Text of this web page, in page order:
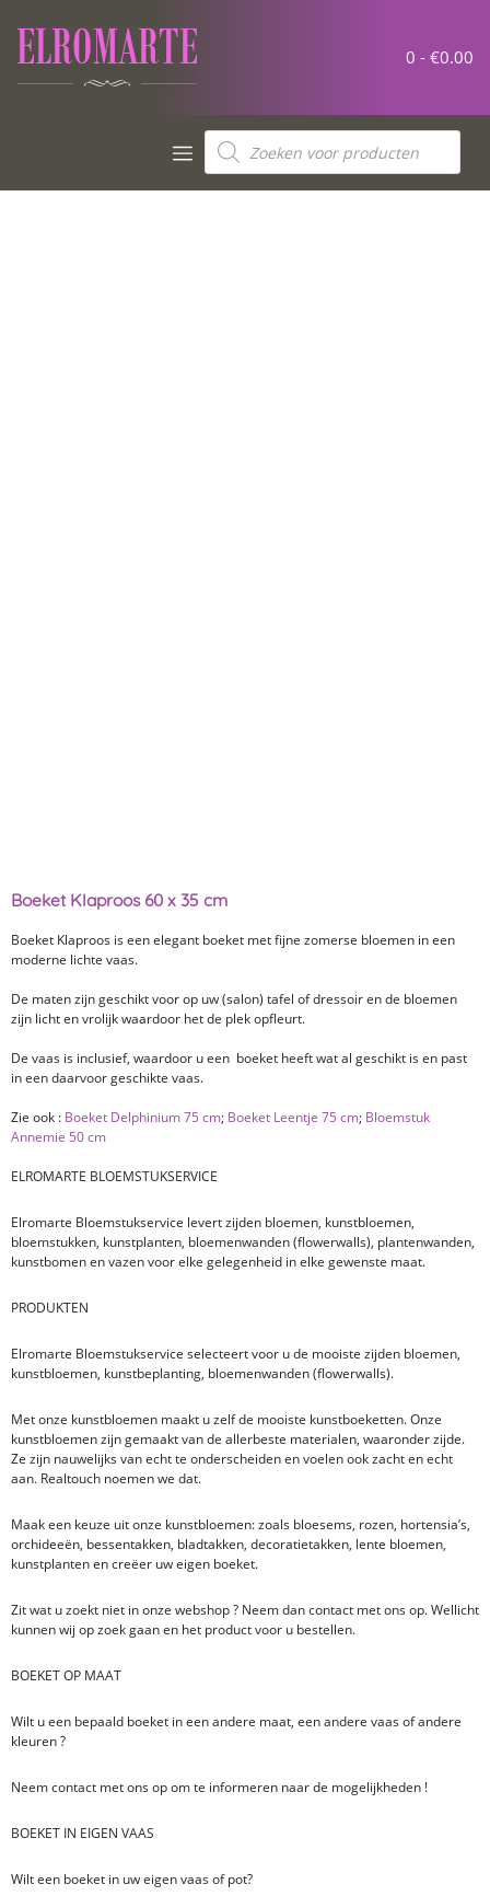
0 - €0.00
Boeket Klaproos 60 x 35 cm
Boeket Klaproos is een elegant boeket met fijne zomerse bloemen in een
moderne lichte vaas.
De maten zijn geschikt voor op uw (salon) tafel of dressoir en de bloemen
zijn licht en vrolijk waardoor het de plek opfleurt.
De vaas is inclusief, waardoor u een boeket heeft wat al geschikt is en past
in een daarvoor geschikte vaas.
Zie ook : Boeket Delphinium 75 cm; Boeket Leentje 75 cm; Bloemstuk
Annemie 50 cm
ELROMARTE BLOEMSTUKSERVICE
Elromarte Bloemstukservice levert zijden bloemen, kunstbloemen,
bloemstukken, kunstplanten, bloemenwanden (flowerwalls), plantenwanden,
kunstbomen en vazen voor elke gelegenheid in elke gewenste maat.
PRODUKTEN
Elromarte Bloemstukservice selecteert voor u de mooiste zijden bloemen,
kunstbloemen, kunstbeplanting, bloemenwanden (flowerwalls).
Met onze kunstbloemen maakt u zelf de mooiste kunstboeketten. Onze
kunstbloemen zijn gemaakt van de allerbeste materialen, waaronder zijde.
Ze zijn nauwelijks van echt te onderscheiden en voelen ook zacht en echt
aan. Realtouch noemen we dat.
Maak een keuze uit onze kunstbloemen: zoals bloesems, rozen, hortensia’s,
orchideeën, bessentakken, bladtakken, decoratietakken, lente bloemen,
kunstplanten en creëer uw eigen boeket.
Zit wat u zoekt niet in onze webshop ? Neem dan contact met ons op. Wellicht
kunnen wij op zoek gaan en het product voor u bestellen.
BOEKET OP MAAT
Wilt u een bepaald boeket in een andere maat, een andere vaas of andere
kleuren ?
Neem contact met ons op om te informeren naar de mogelijkheden !
BOEKET IN EIGEN VAAS
Wilt een boeket in uw eigen vaas of pot?